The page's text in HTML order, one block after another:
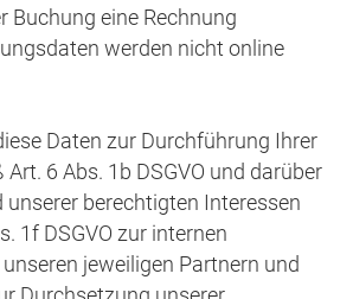
Buchung eine Rechnung
werden nicht online
Daten zur Durchführung Ihrer
6 Abs. 1b DSGVO und darüber
berechtigten Interessen
1f DSGVO zur internen
jeweiligen Partnern und